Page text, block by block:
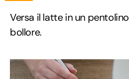
Versa il latte in un pentolino
bollore.